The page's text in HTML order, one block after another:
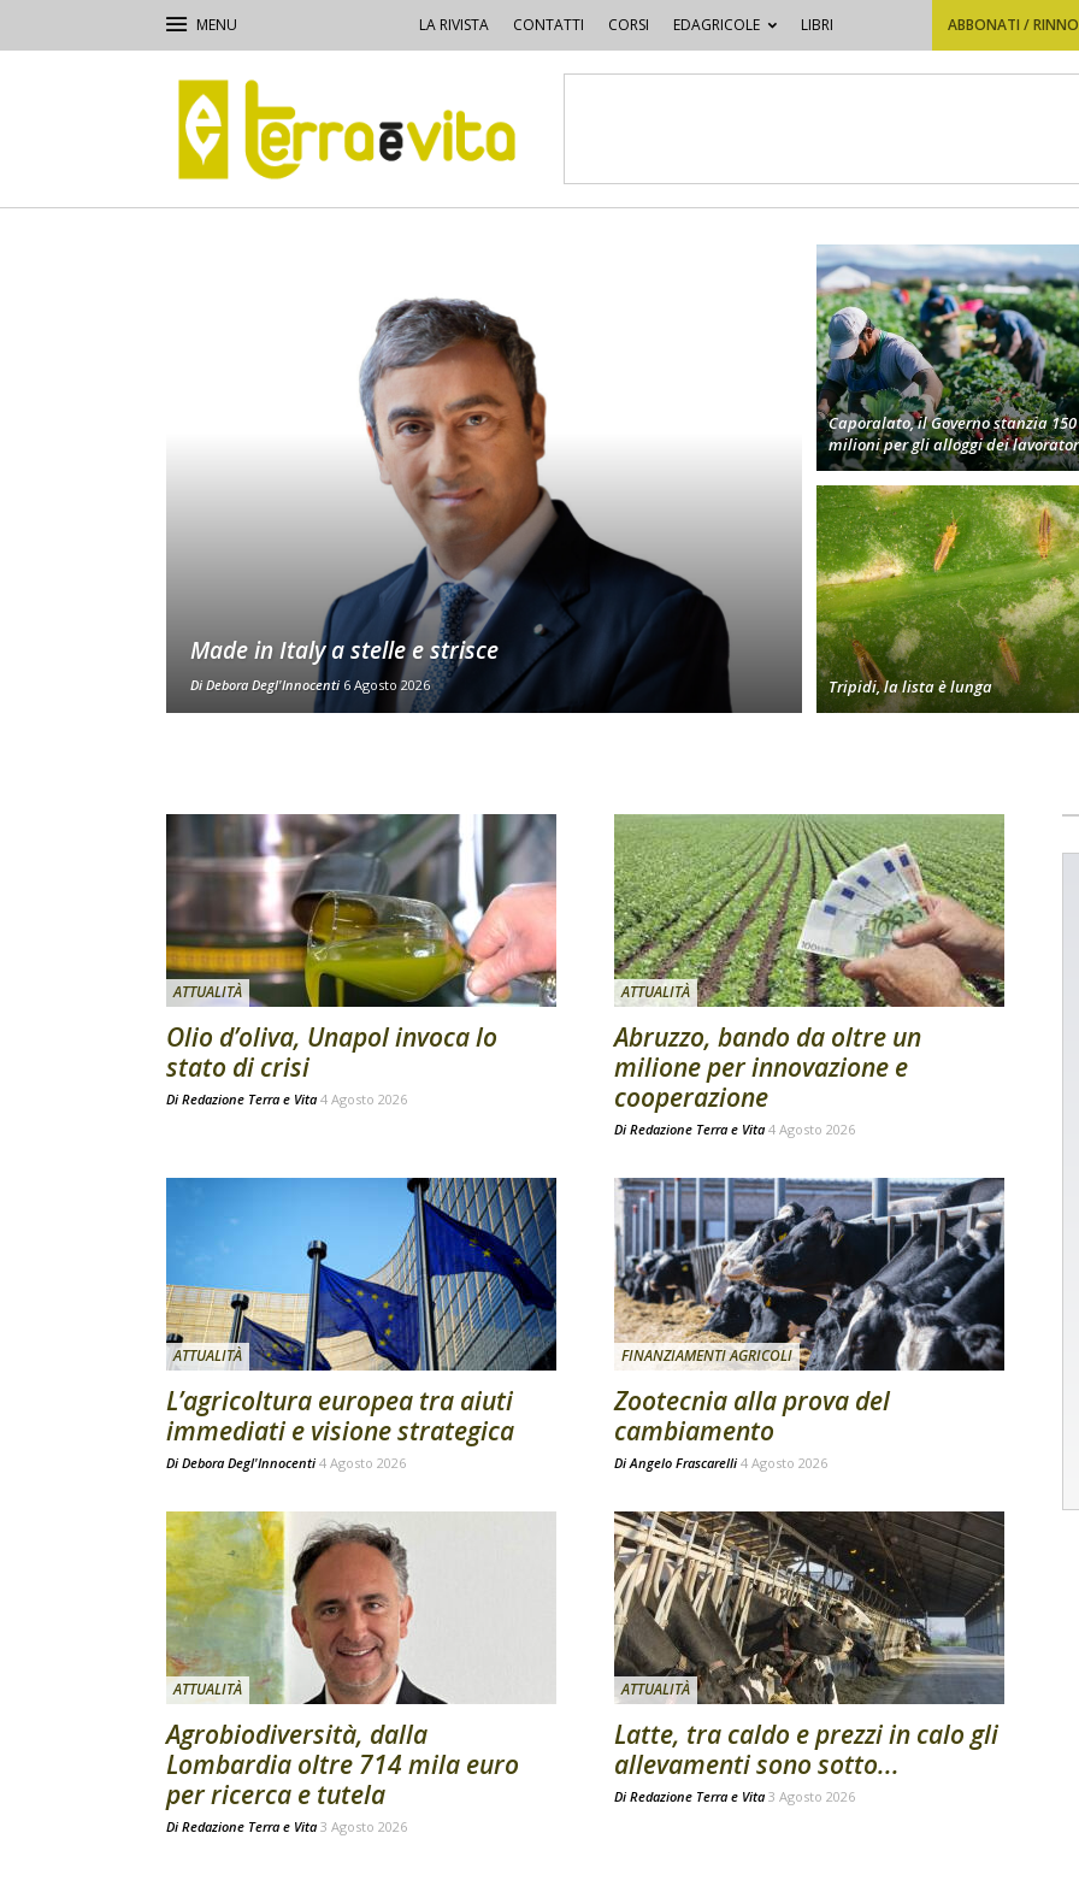
LA RIVISTA CONTATTI CORSI EDAGRICOLE LIBRI ABBONATI /
e
Vita
Made in Italy a stelle e strisce
Di Debora Degl'Innocenti 6 Agosto 2026
Caporalato, il Governo stanzia 150
milioni per gli alloggi dei
Tripidi, la lista è lunga
ATTUALITÀ
Olio d’oliva, Unapol invoca lo
stato di crisi
Di Redazione Terra e Vita 4 Agosto 2026
ATTUALITÀ
Abruzzo, bando da oltre un
milione per innovazione e
cooperazione
Di Redazione Terra e Vita 4 Agosto 2026
ATTUALITÀ
L’agricoltura europea tra aiuti
immediati e visione strategica
Di Debora Degl'Innocenti 4 Agosto 2026
FINANZIAMENTI AGRICOLI
Zootecnia alla prova del
cambiamento
Di Angelo Frascarelli 4 Agosto 2026
ATTUALITÀ
Agrobiodiversità, dalla
Lombardia oltre 714 mila euro
per ricerca e tutela
Di Redazione Terra e Vita 3 Agosto 2026
ATTUALITÀ
Latte, tra caldo e prezzi in calo gli
allevamenti sono sotto...
Di Redazione Terra e Vita 3 Agosto 2026